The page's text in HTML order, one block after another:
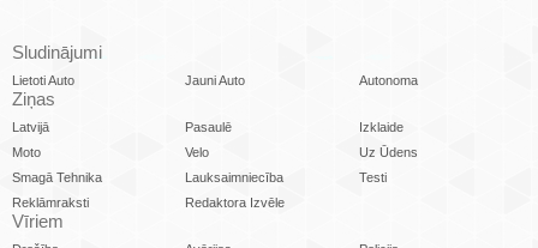
Sludinājumi
Lietoti Auto Jauni Auto Autonoma
Ziņas
Latvijā Pasaulē
Izklaide
Moto
Velo
Uz Ūdens
Smagā Tehnika
Lauksaimniecība
Testi
Reklāmraksti
Redaktora Izvēle
Vīriem